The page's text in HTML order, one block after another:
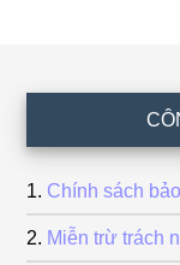
Chính sách
Miễn trừ trách